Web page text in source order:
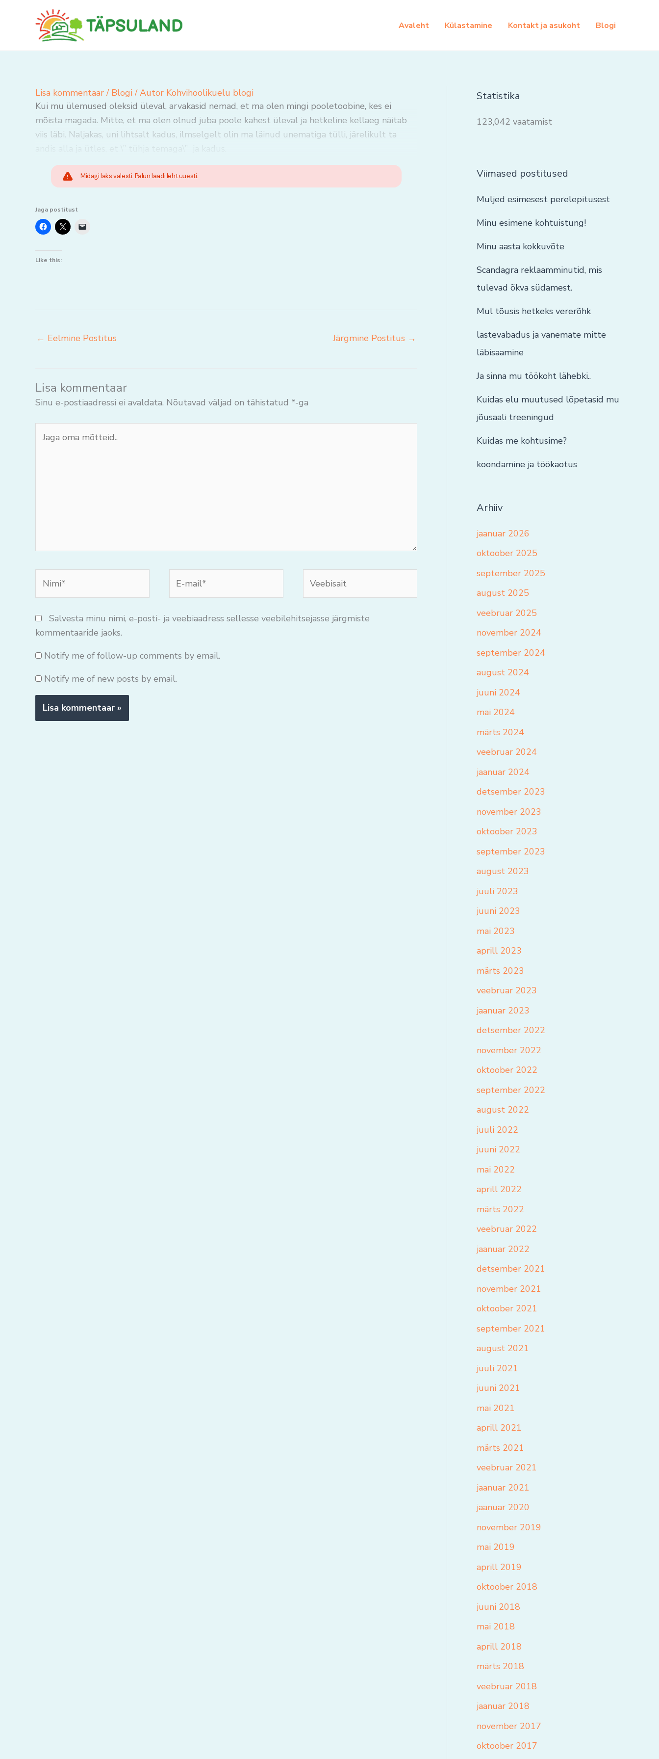
Avaleht Külastamine Kontakt ja asukoht Blogi
Lisa kommentaar / Blogi/ Autor Kohvihoolikuelu blogi
Kui mu ülemused oleksid üleval, arvakasid nemad, et ma olen mingi pooletoobine, kes ei
mõista magada. Mitte, et ma olen olnud juba poole kahest üleval ja hetkeline kellaeg näitab
viis läbi. Naljakas, uni lihtsalt kadus, ilmselgelt olin ma läinud unematiga tülli, järelikult ta
Midagi läks valesti. Palun laadi leht uuesti.
Jaga postitust
Like this:
← Eelmine Postitus Järgmine Postitus →
Lisa kommentaar
Sinu e-postiaadressi ei avaldata. Nõutavad väljad on tähistatud *-ga
oma
mail*
Salvesta minu nimi, e-posti- ja veebiaadress sellesse veebilehitsejasse järgmiste
kommentaaride jaoks.
Notify me of follow-up comments by email.
Notify me of new posts by email.
Statistika
123,042 vaatamist
Viimased postitused
Muljed esimesest perelepitusest
Minu esimene kohtuistung!
Minu aasta kokkuvõte
Scandagra reklaamminutid, mis
tulevad õkva südamest.
Mul tõusis hetkeks vererõhk
lastevabadus ja vanemate mitte
läbisaamine
Ja sinna mu töökoht lähebki..
Kuidas elu muutused lõpetasid mu
jõusaali treeningud
Kuidas me kohtusime?
koondamine ja töökaotus
Arhiiv
jaanuar 2026
oktoober 2025
september 2025
august 2025
veebruar 2025
november 2024
september 2024
august 2024
juuni 2024
mai 2024
märts 2024
veebruar 2024
jaanuar 2024
detsember 2023
november 2023
oktoober 2023
september 2023
august 2023
juuli 2023
juuni 2023
mai 2023
aprill 2023
märts 2023
veebruar 2023
jaanuar 2023
detsember 2022
november 2022
oktoober 2022
september 2022
august 2022
juuli 2022
juuni 2022
mai 2022
aprill 2022
märts 2022
veebruar 2022
jaanuar 2022
detsember 2021
november 2021
oktoober 2021
september 2021
august 2021
juuli 2021
juuni 2021
mai 2021
aprill 2021
märts 2021
veebruar 2021
jaanuar 2021
jaanuar 2020
november 2019
mai 2019
aprill 2019
oktoober 2018
juuni 2018
mai 2018
aprill 2018
märts 2018
veebruar 2018
jaanuar 2018
november 2017
oktoober 2017